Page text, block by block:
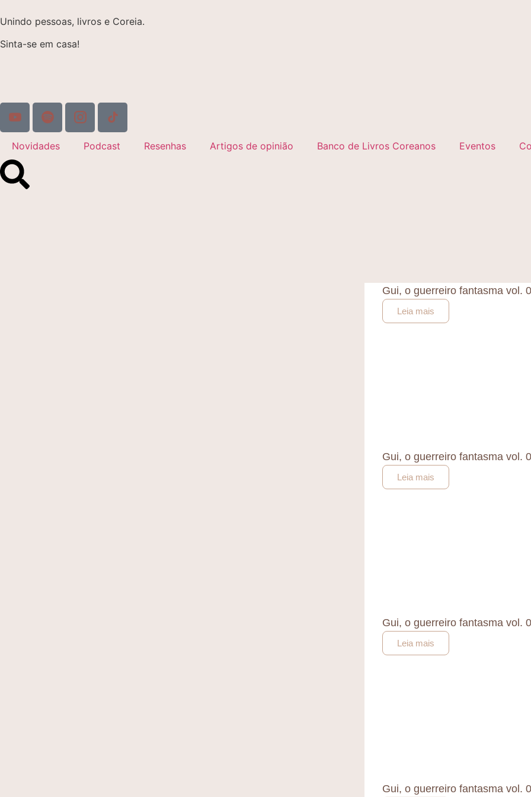
Unindo pessoas, livros e Coreia.
Sinta-se em casa!
Novidades Podcast Resenhas Artigos de opinião Banco de Livros Coreanos Eventos
Gui, o guerreiro fantasma vol.
Leia mais
Gui, o guerreiro fantasma vol.
Leia mais
Gui, o guerreiro fantasma vol.
Leia mais
Gui, o guerreiro fantasma vol.